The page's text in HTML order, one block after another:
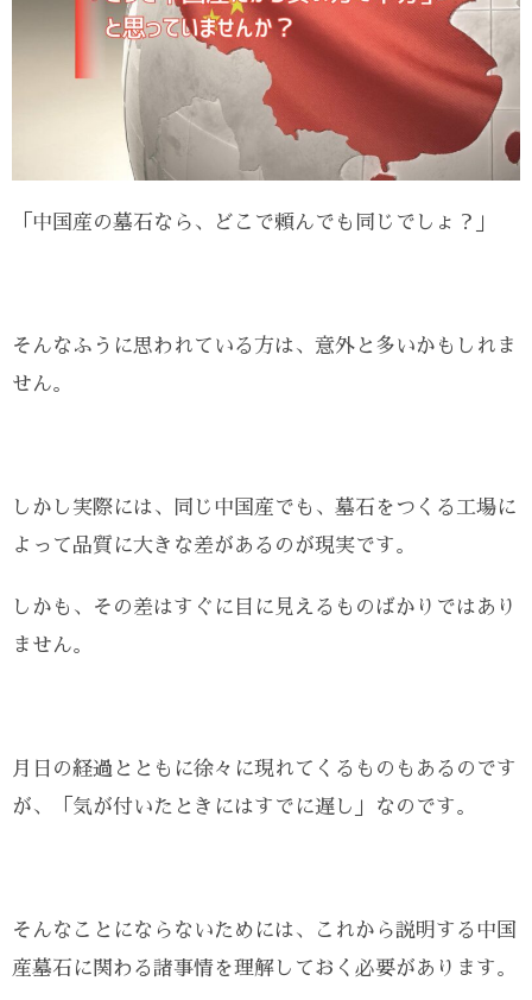
「中国産の墓石なら、どこで頼んでも同じでしょ？」
そんなふうに思われている方は、意外と多いかもしれま
せん。
しかし実際には、同じ中国産でも、墓石をつくる工場に
よって品質に大きな差があるのが現実です。
しかも、その差はすぐに目に見えるものばかりではあり
ません。
月日の経過とともに徐々に現れてくるものもあるのです
が、「気が付いたときにはすでに遅し」なのです。
そんなことにならないためには、これから説明する中国
産墓石に関わる諸事情を理解しておく必要があります。